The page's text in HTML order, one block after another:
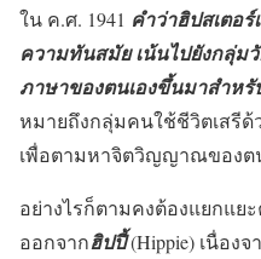
ใน ค.ศ. 1941 คำว่าฮิปสเตอ
ความทันสมัย เน้นไปยังกลุ่ม
ภาษาของตนเองขึ้นมาสำห
หมายถึงกลุ่มคนใช้ชีวิตเสรีด้
เพื่อตามหาจิตวิญญาณของต
อย่างไรก็ตามคงต้องแยกแย
ออกจากฮิปปี้(Hippie) เนื่อง